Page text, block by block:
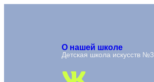
О нашей школе
Детская школа искусств №3